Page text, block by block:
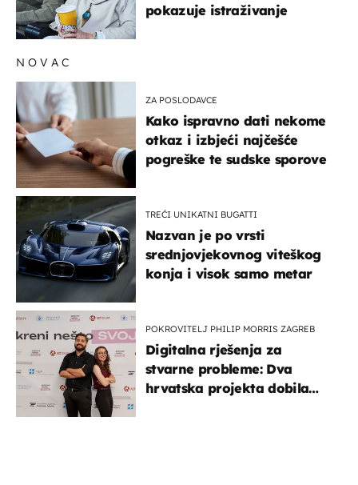
pokazuje istraživanje
NOVAC
ZA POSLODAVCE
Kako ispravno dati nekome
otkaz i izbjeći najčešće
pogreške te sudske sporove
TREĆI UNIKATNI BUGATTI
Nazvan je po vrsti
srednjovjekovnog viteškog
konja i visok samo metar
POKROVITELJ PHILIP MORRIS ZAGREB
Digitalna rješenja za
stvarne probleme: Dva
hrvatska projekta dobila